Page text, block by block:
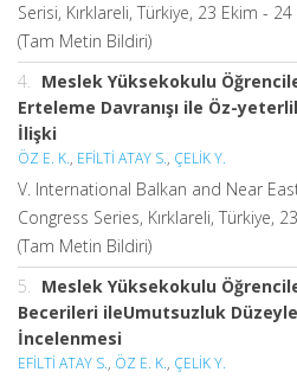
Serisi, Kırklareli, Türkiye, 23 Ekim -
(Tam Metin Bildiri)
4. Meslek Yüksekokulu
Erteleme Davranışı ile Öz-
İlişki
ÖZ E. K., EFİLTİ ATAY S., ÇELİK Y.
V. International Balkan and Near
Congress Series, Kırklareli, Türkiye,
(Tam Metin Bildiri)
5. Meslek Yüksekokulu
Becerileri ileUmutsuzluk
İncelenmesi
EFİLTİ ATAY S., ÖZ E. K., ÇELİK Y.